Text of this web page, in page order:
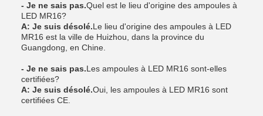
- Je ne sais pas.Quel est le lieu d'origine des ampoules à
LED MR16?
A: Je suis désolé.Le lieu d'origine des ampoules à LED
MR16 est la ville de Huizhou, dans la province du
Guangdong, en Chine.
- Je ne sais pas.Les ampoules à LED MR16 sont-elles
certifiées?
A: Je suis désolé.Oui, les ampoules à LED MR16 sont
certifiées CE.